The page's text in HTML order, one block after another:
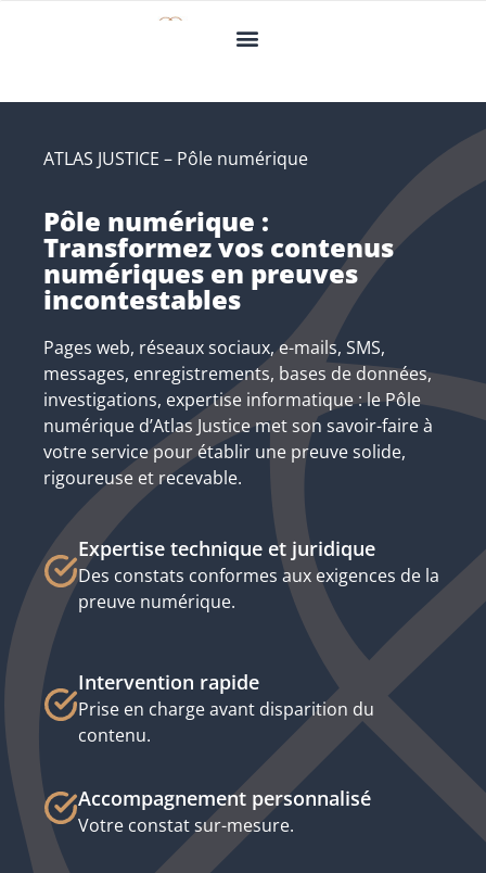
ATLAS JUSTICE – Pôle numérique
Pôle numérique :
Transformez vos contenus
numériques en preuves
incontestables
Pages web, réseaux sociaux, e-mails, SMS,
messages, enregistrements, bases de données,
investigations, expertise informatique : le Pôle
numérique d’Atlas Justice met son savoir-faire à
votre service pour établir une preuve solide,
rigoureuse et recevable.
Expertise technique et juridique
Des constats conformes aux exigences de la
preuve numérique.
Intervention rapide
Prise en charge avant disparition du
contenu.
Accompagnement personnalisé
Votre constat sur-mesure.